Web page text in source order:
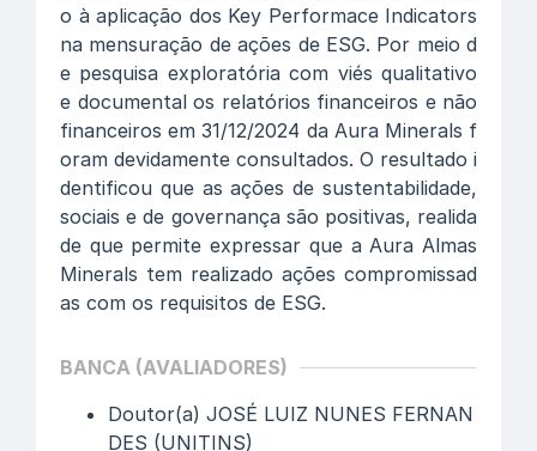
o à aplicação dos Key Performace Indicators
na mensuração de ações de ESG. Por meio d
e pesquisa exploratória com viés qualitativo
e documental os relatórios financeiros e não
financeiros em 31/12/2024 da Aura Minerals f
oram devidamente consultados. O resultado i
dentificou que as ações de sustentabilidade,
sociais e de governança são positivas, realida
de que permite expressar que a Aura Almas
Minerals tem realizado ações compromissad
as com os requisitos de ESG.
BANCA (AVALIADORES)
Doutor(a) JOSÉ LUIZ NUNES FERNAN
DES (UNITINS)